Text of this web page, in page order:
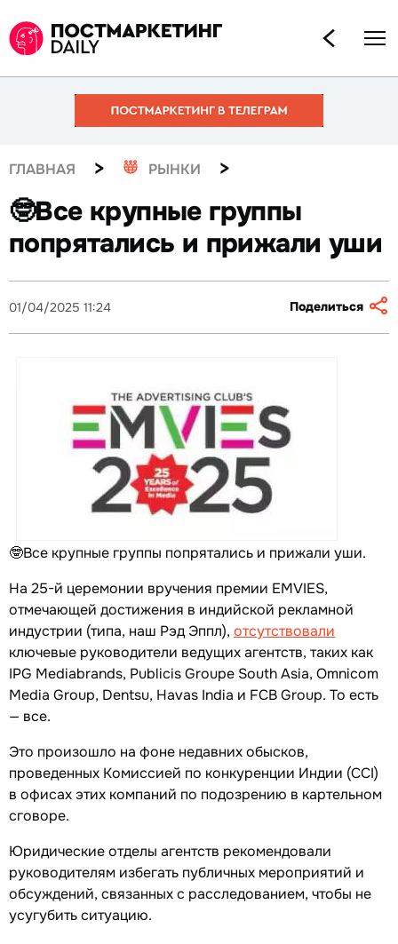
ГЛАВНАЯ > РЫНКИ >
🤓Все крупные группы
попрятались и прижали уши
01/04/2025 11:24 Поделиться
🤓Все крупные группы попрятались и прижали уши.
На 25-й церемонии вручения премии EMVIES,
отмечающей достижения в индийской рекламной
индустрии (типа, наш Рэд Эппл), отсутствовали
ключевые руководители ведущих агентств, таких как
IPG Mediabrands, Publicis Groupe South Asia, Omnicom
Media Group, Dentsu, Havas India и FCB Group. То есть
— все.
Это произошло на фоне недавних обысков,
проведенных Комиссией по конкуренции Индии (CCI)
в офисах этих компаний по подозрению в картельном
сговоре.
Юридические отделы агентств рекомендовали
руководителям избегать публичных мероприятий и
обсуждений, связанных с расследованием, чтобы не
усугубить ситуацию.